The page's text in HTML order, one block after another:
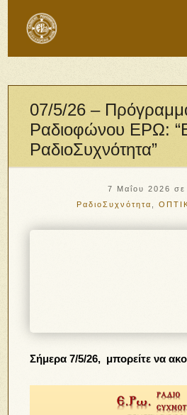
07/5/26 –
Ραδιοφώνου ΕΡΩ:
ΡαδιοΣυχνότητα”
7 Μαΐου 2026 σε
ΡαδιοΣυχνότητα
Σήμερα 7/5/26, μπορείτε να